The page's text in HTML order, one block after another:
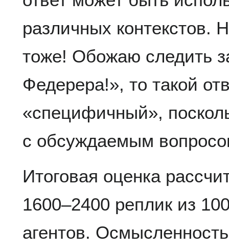
различных контекстов.
тоже! Обожаю следить
Федерера!», то такой
«специфичный»,
с обсуждаемым
Итоговая оценка
1600–2400 реплик из
агентов.